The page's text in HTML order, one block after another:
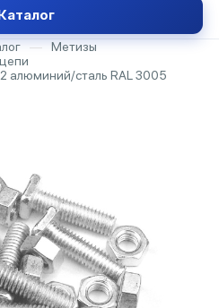
—
Метизы
алюминий/сталь RAL 3005